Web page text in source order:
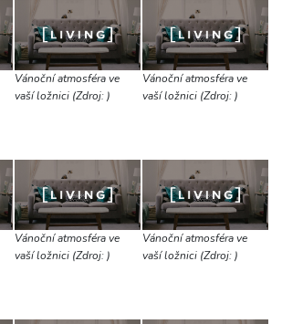
Vánoční atmosféra ve
vaší ložnici (Zdroj: )
Vánoční atmosféra ve
vaší ložnici (Zdroj: )
Vánoční atmosféra ve
vaší ložnici (Zdroj: )
Vánoční atmosféra ve
vaší ložnici (Zdroj: )